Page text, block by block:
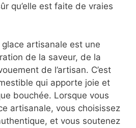
qu’elle est faite de vraies
artisanale est une
de la saveur, de la
de l’artisan. C’est
qui apporte joie et
bouchée. Lorsque vous
artisanale, vous choisissez
et vous soutenez